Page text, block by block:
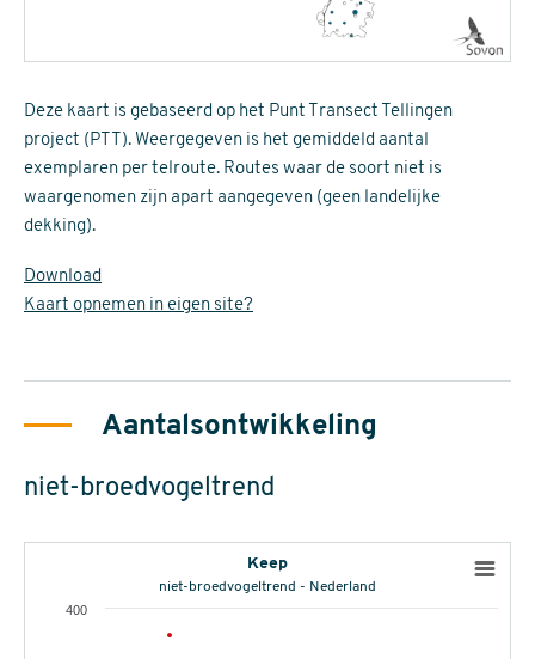
Deze kaart is gebaseerd op het Punt Transect Tellingen
project (PTT). Weergegeven is het gemiddeld aantal
exemplaren per telroute. Routes waar de soort niet is
waargenomen zijn apart aangegeven (geen landelijke
dekking).
Download
Kaart opnemen in eigen site?
Aantalsontwikkeling
niet-broedvogeltrend
Keep
niet-broedvogeltrend - Nederland
400